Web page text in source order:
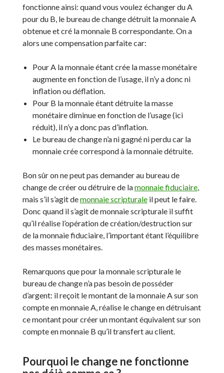
fonctionne ainsi: quand vous voulez échanger du A
pour du B, le bureau de change détruit la monnaie A
obtenue et cré la monnaie B correspondante. On a
alors une compensation parfaite car:
Pour A la monnaie étant crée la masse monétaire
augmente en fonction de l’usage, il n’y a donc ni
inflation ou déflation.
Pour B la monnaie étant détruite la masse
monétaire diminue en fonction de l’usage (ici
réduit), il n’y a donc pas d’inflation.
Le bureau de change n’a ni gagné ni perdu car la
monnaie crée correspond à la monnaie détruite.
Bon sûr on ne peut pas demander au bureau de
change de créer ou détruire de lamonnaie fiduciaire,
mais s’il s’agit demonnaie scripturaleil peut le faire.
Donc quand il s’agit de monnaie scripturale il suffit
qu’il réalise l’opération de création/destruction sur
de la monnaie fiduciaire, l’important étant l’équilibre
des masses monétaires.
Remarquons que pour la monnaie scripturale le
bureau de change n’a pas besoin de posséder
d’argent: il reçoit le montant de la monnaie A sur son
compte en monnaie A, réalise le change en détruisant
ce montant pour créer un montant équivalent sur son
compte en monnaie B qu’il transfert au client.
Pourquoi le change ne fonctionne